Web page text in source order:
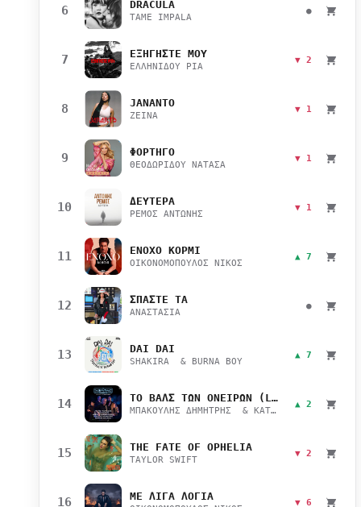
6 DRACULA
TAME IMPALA
●
7 ΕΞΗΓΗΣΤΕ ΜΟΥ
ΕΛΛΗΝΙΔΟΥ ΡΙΑ
▼ 2
8 JANANTO
ZEINA
▼ 1
9 ΦΟΡΤΗΓΟ
ΘΕΟΔΩΡΙΔΟΥ ΝΑΤΑΣΑ
▼ 1
10 ΔΕΥΤΕΡΑ
ΡΕΜΟΣ ΑΝΤΩΝΗΣ
▼ 1
11 ΕΝΟΧΟ ΚΟΡΜΙ
ΟΙΚΟΝΟΜΟΠΟΥΛΟΣ ΝΙΚΟΣ
▲ 7
12 ΣΠΑΣΤΕ ΤΑ
ΑΝΑΣΤΑΣΙΑ
●
13 DAI DAI
SHAKIRA & BURNA BOY
▲ 7
14 ΤΟ ΒΑΛΣ ΤΩΝ ΟΝΕΙΡΩΝ (LIVE)
ΜΠΑΚΟΥΛΗΣ ΔΗΜΗΤΡΗΣ & ΚΑΤΣΙΜΙΧΑ ΜΑΡΙΑΝΑ
▲ 2
15 THE FATE OF OPHELIA
TAYLOR SWIFT
▼ 2
16 ΜΕ ΛΙΓΑ ΛΟΓΙΑ ▼ 6